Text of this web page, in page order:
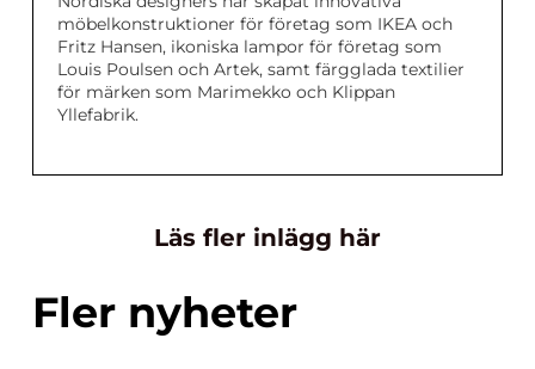
möbelkonstruktioner för företag som IKEA och
Fritz Hansen, ikoniska lampor för företag som
Louis Poulsen och Artek, samt färgglada textilier
för märken som Marimekko och Klippan
Yllefabrik.
Läs fler inlägg här
Fler nyheter